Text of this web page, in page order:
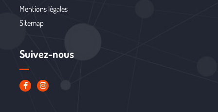
Mentions légales
Sitemap
Suivez-nous